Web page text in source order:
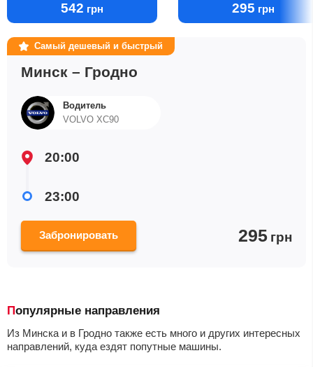
542 грн 295 грн
Самый дешевый и быстрый
Минск – Гродно
Водитель
VOLVO XC90
20:00
23:00
Забронировать 295 грн
Популярные направления
Из Минска и в Гродно также есть много и других интересных
направлений, куда ездят попутные машины.